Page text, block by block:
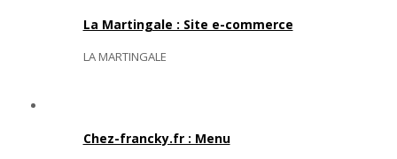
La Martingale : Site e-commerce
LA MARTINGALE
Chez-francky.fr : Menu